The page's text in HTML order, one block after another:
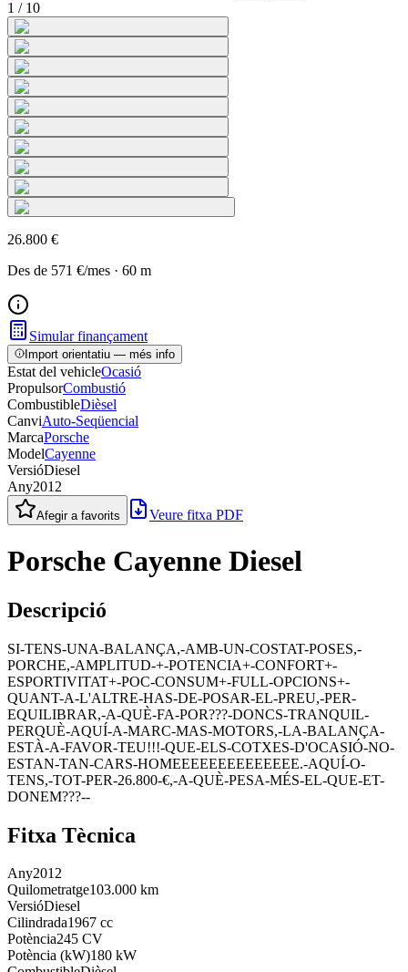
1 / 10
26.800 €
Des de 571 €/mes · 60 m
Simular finançament
Import orientatiu — més info
Estat del vehicleOcasió
PropulsorCombustió
CombustibleDièsel
CanviAuto-Seqüencial
MarcaPorsche
ModelCayenne
VersióDiesel
Any2012
Afegir a favorits Veure fitxa PDF
Porsche Cayenne Diesel
Descripció
SI-TENS-UNA-BALANÇA,-AMB-UN-COSTAT-POSES,-
PORCHE,-AMPLITUD-+-POTENCIA+-CONFORT+-
ESPORTIVITAT+-POC-CONSUM+-FULL-OPCIONS+-
QUANT-A-L'ALTRE-HAS-DE-POSAR-EL-PREU,-PER-
EQUILIBRAR,-A-QUÈ-FA-POR???-DONCS-TRANQUIL-
PERQUÈ-AQUÍ-A-MARC-MAS-MOTORS,-LA-BALANÇA-
ESTÀ-A-FAVOR-TEU!!!-QUE-ELS-COTXES-D'OCASIÓ-NO-
ESTAN-TAN-CARS-HOMEEEEEEEEEEEEEE.-AQUÍ-O-
TENS,-TOT-PER-26.800-€,-A-QUÈ-PESA-MÉS-EL-QUE-ET-
DONEM???--
Fitxa Tècnica
Any2012
Quilometratge103.000 km
VersióDiesel
Cilindrada1967 cc
Potència245 CV
Potència (kW)180 kW